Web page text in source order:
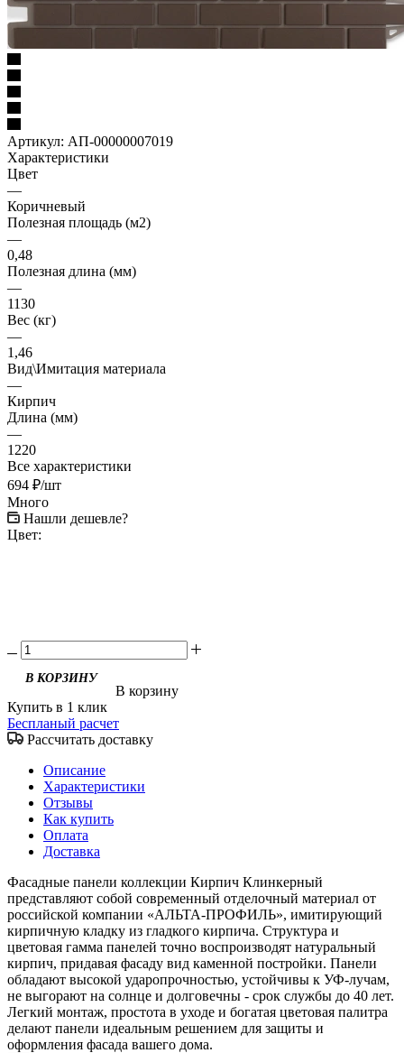
Артикул: АП-00000007019
Характеристики
Цвет
—
Коричневый
Полезная площадь (м2)
—
0,48
Полезная длина (мм)
—
1130
Вес (кг)
—
1,46
Вид\Имитация материала
—
Кирпич
Длина (мм)
—
1220
Все характеристики
694 ₽/шт
Много
Нашли дешевле?
Цвет:
В корзину
Купить в 1 клик
Беспланый расчет
Рассчитать доставку
Описание
Характеристики
Отзывы
Как купить
Оплата
Доставка
Фасадные панели коллекции Кирпич Клинкерный
представляют собой современный отделочный материал от
российской компании «АЛЬТА-ПРОФИЛЬ», имитирующий
кирпичную кладку из гладкого кирпича. Структура и
цветовая гамма панелей точно воспроизводят натуральный
кирпич, придавая фасаду вид каменной постройки. Панели
обладают высокой ударопрочностью, устойчивы к УФ-лучам,
не выгорают на солнце и долговечны - срок службы до 40 лет.
Легкий монтаж, простота в уходе и богатая цветовая палитра
делают панели идеальным решением для защиты и
оформления фасада вашего дома.